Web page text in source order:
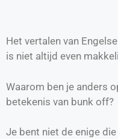
Het vertalen van
is niet altijd even
Waarom ben je anders
betekenis van bunk off?
Je bent niet de enige